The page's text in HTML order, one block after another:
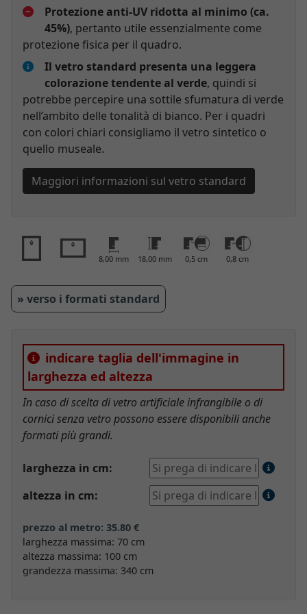
Protezione anti-UV ridotta al minimo (ca.
45%), pertanto utile essenzialmente come
protezione fisica per il quadro.
Il vetro standard presenta una leggera
colorazione tendente al verde, quindi si
potrebbe percepire una sottile sfumatura di verde
nell’ambito delle tonalità di bianco. Per i quadri
con colori chiari consigliamo il vetro sintetico o
quello museale.
Maggiori informazioni sul vetro standard
8,00 mm 18,00 mm 0,5 cm 0,8 cm
» verso i formati standard
indicare taglia dell'immagine in
larghezza ed altezza
In caso di scelta di vetro artificiale infrangibile o di
cornici senza vetro possono essere disponibili anche
formati più grandi.
larghezza in cm:
altezza in cm:
prezzo al metro: 35.80 €
larghezza massima: 70 cm
altezza massima: 100 cm
grandezza massima: 340 cm